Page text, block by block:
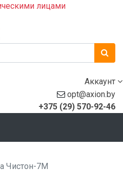
лицами
Аккаунт
opt@axion.by
+375 (29) 570-92-46
Чистон-7М